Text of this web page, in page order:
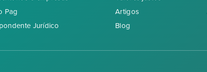
Pag
Jurídico
Artigos
Blog